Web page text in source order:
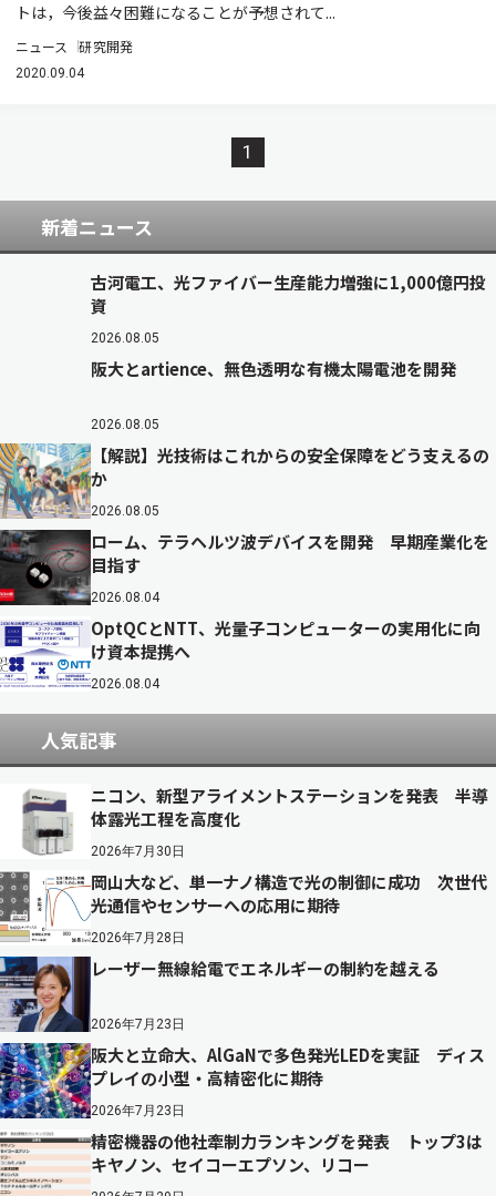
トは，今後益々困難になることが予想されて...
ニュース 研究開発
2020.09.04
1
新着ニュース
古河電工、光ファイバー生産能力増強に1,000億円投
資
2026.08.05
阪大とartience、無色透明な有機太陽電池を開発
2026.08.05
【解説】光技術はこれからの安全保障をどう支えるの
か
2026.08.05
ローム、テラヘルツ波デバイスを開発 早期産業化を
目指す
2026.08.04
OptQCとNTT、光量子コンピューターの実用化に向
け資本提携へ
2026.08.04
人気記事
ニコン、新型アライメントステーションを発表 半導
体露光工程を高度化
2026年7月30日
岡山大など、単一ナノ構造で光の制御に成功 次世代
光通信やセンサーへの応用に期待
2026年7月28日
レーザー無線給電でエネルギーの制約を越える
2026年7月23日
阪大と立命大、AlGaNで多色発光LEDを実証 ディス
プレイの小型・高精密化に期待
2026年7月23日
精密機器の他社牽制力ランキングを発表 トップ3は
キヤノン、セイコーエプソン、リコー